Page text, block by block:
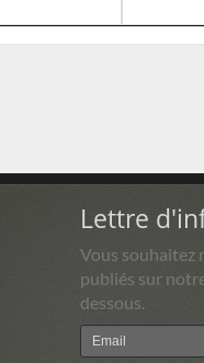
Lettre
Vous souhaitez
publiés sur
dessous.